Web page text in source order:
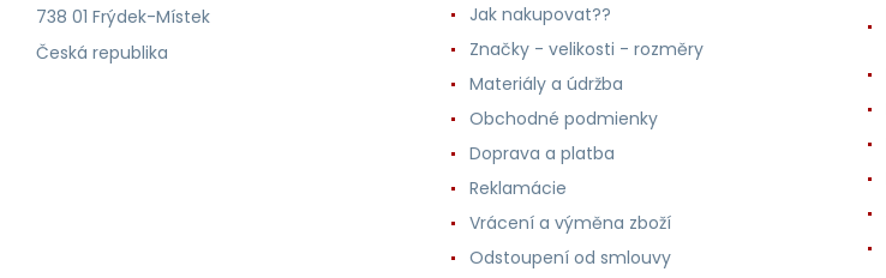
738 01 Frýdek-Místek
Česká republika
Jak nakupovat??
Značky - velikosti - rozměry
Materiály a údržba
Obchodné podmienky
Doprava a platba
Reklamácie
Vrácení a výměna zboží
Odstoupení od smlouvy